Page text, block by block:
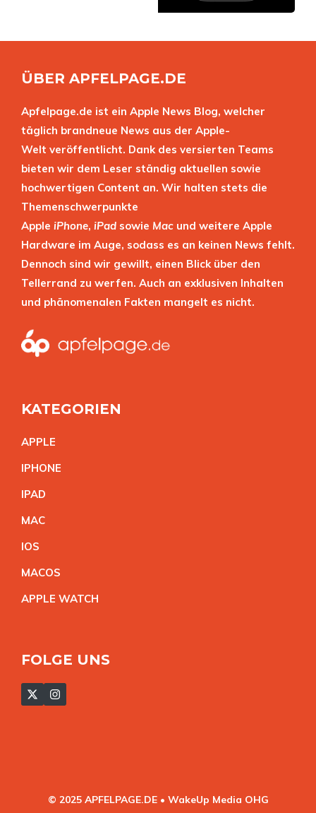
ÜBER APFELPAGE.DE
Apfelpage.de ist ein Apple News Blog, welcher
täglich brandneue News aus der Apple-
Welt veröffentlicht. Dank des versierten Teams
bieten wir dem Leser ständig aktuellen sowie
hochwertigen Content an. Wir halten stets die
Themenschwerpunkte
Apple iPhone, iPad sowie Mac und weitere Apple
Hardware im Auge, sodass es an keinen News fehlt.
Dennoch sind wir gewillt, einen Blick über den
Tellerrand zu werfen. Auch an exklusiven Inhalten
und phänomenalen Fakten mangelt es nicht.
KATEGORIEN
APPLE
IPHONE
IPAD
MAC
IOS
MACOS
APPLE WATCH
FOLGE UNS
© 2025 APFELPAGE.DE • WakeUp Media OHG